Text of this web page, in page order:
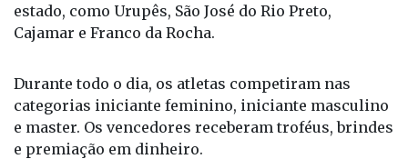
estado, como Urupês, São José do Rio Preto,
Cajamar e Franco da Rocha.
Durante todo o dia, os atletas competiram nas
categorias iniciante feminino, iniciante masculino
e master. Os vencedores receberam troféus, brindes
e premiação em dinheiro.